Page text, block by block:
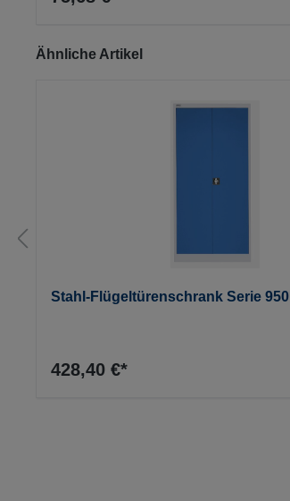
Produktgalerie überspringen
Ähnliche Artikel
Stahl-Flügeltürenschrank Serie 950
428,40 €*